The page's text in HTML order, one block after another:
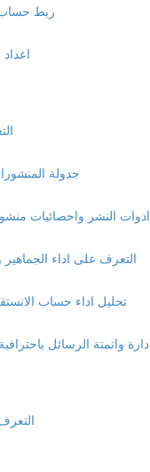
ربط حساب
جدولة
ادوات النشر واحصائيات
التعرف على اداء الجماهير
تحليل اداء حساب
واتمتة الرسائل